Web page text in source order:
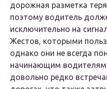
дорожная разметка
поэтому водитель
исключительно на
Жестов, которыми
однако они не всегда
начинающим
довольно редко